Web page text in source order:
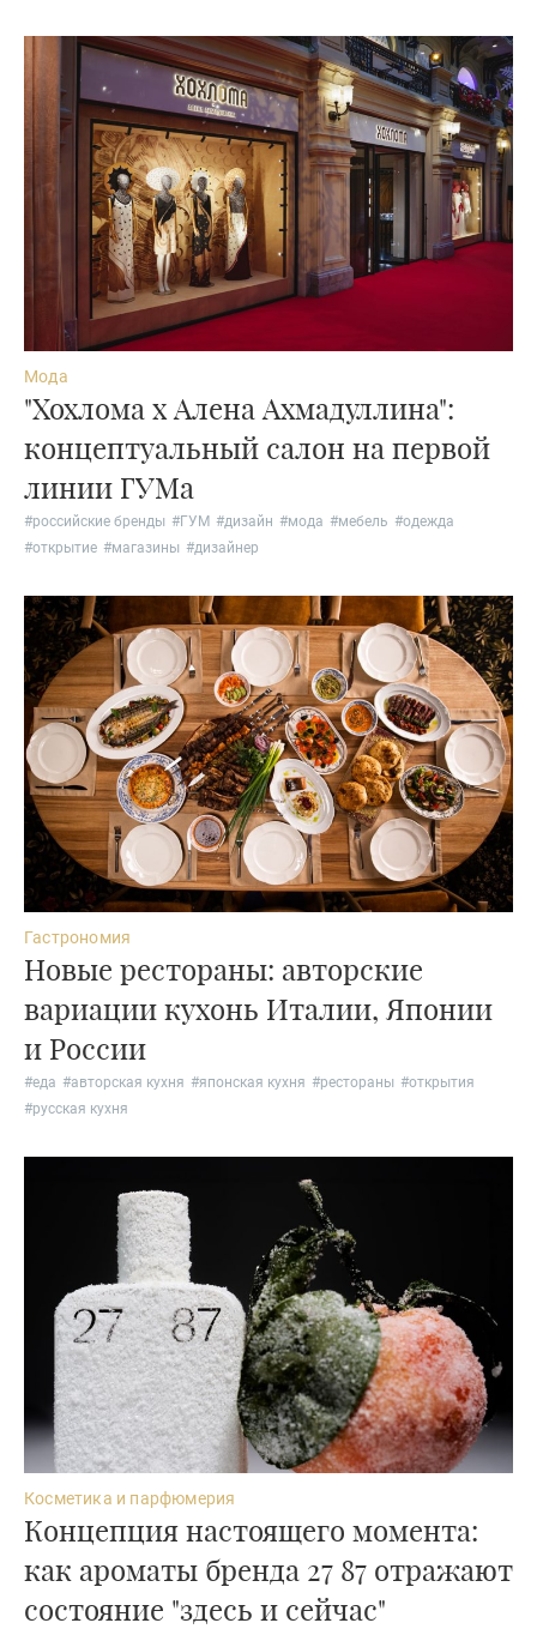
Мода
"Хохлома х Алена Ахмадуллина":
концептуальный салон на первой
линии ГУМа
#российские бренды #ГУМ #дизайн #мода #мебель #одежда
#открытие #магазины #дизайнер
Гастрономия
Новые рестораны: авторские
вариации кухонь Италии, Японии
и России
#еда #авторская кухня #японская кухня #рестораны #открытия
#русская кухня
Косметика и парфюмерия
Концепция настоящего момента:
как ароматы бренда 27 87 отражают
состояние "здесь и сейчас"